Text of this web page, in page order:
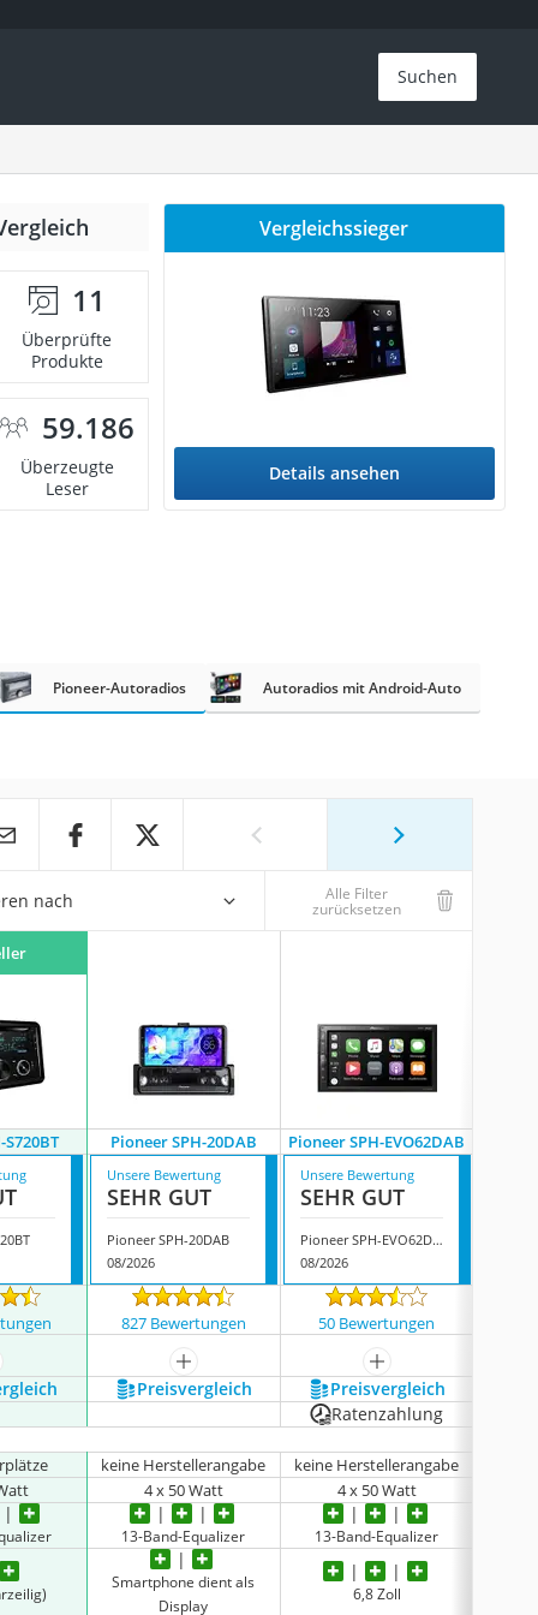
Suchen
11
Überprüfte
Produkte
59.186
Überzeugte
Leser
Vergleichssieger
Details ansehen
Pioneer-Autoradios Autoradios mit Android-Auto
nach Alle Filter
zurücksetzen
Pioneer SPH-20DAB Pioneer SPH-EVO62DAB
Unsere Bewertung
SEHR GUT
Pioneer SPH-20DAB
08/2026
Unsere Bewertung
SEHR GUT
Pioneer SPH-EVO62DAB
08/2026
827 Bewertungen 50 Bewertungen
anzeigen mehr anzeigen
mehr anzeigen
Preis­vergleich Preis­vergleich
Ratenzahlung
keine Herstellerangabe keine Herstellerangabe
4 x 50 Watt 4 x 50 Watt
13-Band-Equalizer 13-Band-Equalizer
Smartphone dient als
Display
6,8 Zoll